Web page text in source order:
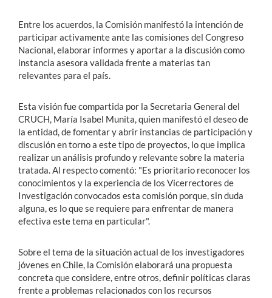
Entre los acuerdos, la Comisión manifestó la intención de
participar activamente ante las comisiones del Congreso
Nacional, elaborar informes y aportar a la discusión como
instancia asesora validada frente a materias tan
relevantes para el país.
Esta visión fue compartida por la Secretaria General del
CRUCH, María Isabel Munita, quien manifestó el deseo de
la entidad, de fomentar y abrir instancias de participación y
discusión en torno a este tipo de proyectos, lo que implica
realizar un análisis profundo y relevante sobre la materia
tratada. Al respecto comentó: "Es prioritario reconocer los
conocimientos y la experiencia de los Vicerrectores de
Investigación convocados esta comisión porque, sin duda
alguna, es lo que se requiere para enfrentar de manera
efectiva este tema en particular".
Sobre el tema de la situación actual de los investigadores
jóvenes en Chile, la Comisión elaborará una propuesta
concreta que considere, entre otros, definir políticas claras
frente a problemas relacionados con los recursos